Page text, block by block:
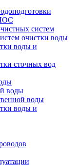
систем
очистки воды
воды и
сточных вод
воды
воды
воды и